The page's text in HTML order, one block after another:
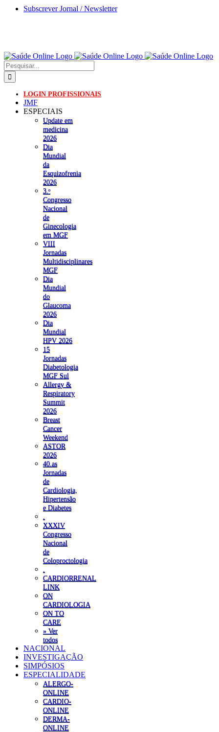
Skip
Subscrever Jornal / Newsletter
Pesquisar
LOGIN PROFISSIONAIS
JMF
ESPECIAIS
Update em
medicina
2026
Dia
Mundial
da
Esquizofrenia
2026
3.ᵒ
Congresso
Nacional
de
Ginecologia
em MGF
VIII
Jornadas
Multidisciplinares
MGF
Dia
Mundial
do
Glaucoma
2026
Dia
Mundial
HPV 2026
15
Jornadas
Diabetologia
MGF Sul
Allergy &
Respiratory
Summit
2026
Breast
Cancer
Weekend
ASTOR
2026
40.as
Jornadas
de
Cardiologia,
Hipertensão
e Diabetes
XXXIV
Congresso
Nacional
de
Coloproctologia
CARDIORRENAL
LINK
ON
CARDIOLOGIA
ON TO
CARE
» Ver
todos
NACIONAL
INVESTIGAÇÃO
SIMPÓSIOS
ESPECIALIDADE
ALERGO-
ONLINE
CARDIO-
ONLINE
DERMA-
ONLINE